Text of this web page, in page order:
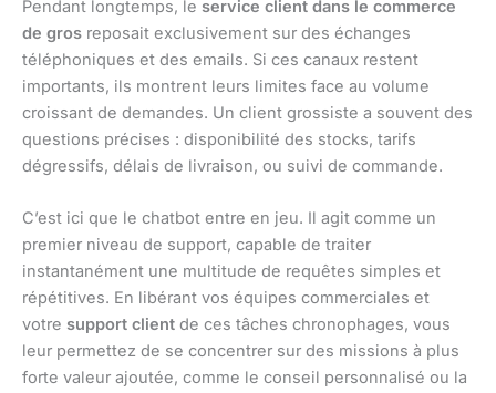
Pendant longtemps, le service client dans le commerce
de gros reposait exclusivement sur des échanges
téléphoniques et des emails. Si ces canaux restent
importants, ils montrent leurs limites face au volume
croissant de demandes. Un client grossiste a souvent des
questions précises : disponibilité des stocks, tarifs
dégressifs, délais de livraison, ou suivi de commande.
C’est ici que le chatbot entre en jeu. Il agit comme un
premier niveau de support, capable de traiter
instantanément une multitude de requêtes simples et
répétitives. En libérant vos équipes commerciales et
votre support client de ces tâches chronophages, vous
leur permettez de se concentrer sur des missions à plus
forte valeur ajoutée, comme le conseil personnalisé ou la